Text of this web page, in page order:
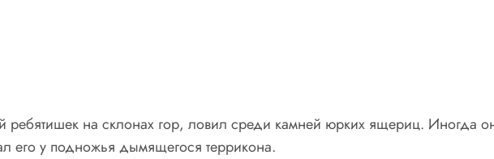
ребятишек на склонах гор, ловил среди камней юрких ящериц. Иногда
его у подножья дымящегося террикона.